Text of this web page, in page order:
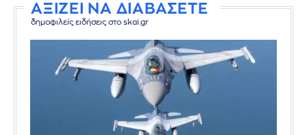
ΑΞΙΖΕΙ ΝΑ ΔΙΑΒΑΣΕΤΕ
δημοφιλείς ειδήσεις στο skai.gr